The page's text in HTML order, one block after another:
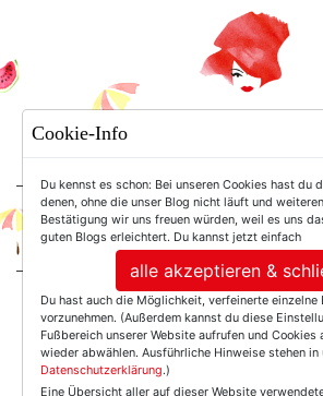
For Women. Not
Einträge
Cookie-Info
Du kennst es schon: Bei unseren Cookies hast du
denen, ohne die unser Blog nicht läuft und
Bestätigung wir uns freuen würden, weil es uns
guten Blogs erleichtert. Du kannst jetzt einfach
alle akzeptieren &
Du hast auch die Möglichkeit, verfeinerte einzelne
vorzunehmen. (Außerdem kannst du diese
Fußbereich unserer Website aufrufen und Cookies
wieder abwählen. Ausführliche Hinweise stehen in
Datenschutzerklärung.)
Eine Übersicht aller auf dieser Website